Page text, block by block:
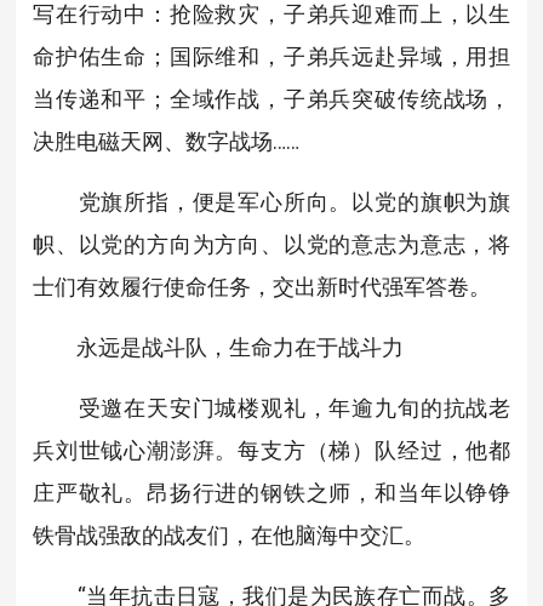
写在行动中：抢险救灾，子弟兵迎难而上，以生
命护佑生命；国际维和，子弟兵远赴异域，用担
当传递和平；全域作战，子弟兵突破传统战场，
决胜电磁天网、数字战场……
党旗所指，便是军心所向。以党的旗帜为旗
帜、以党的方向为方向、以党的意志为意志，将
士们有效履行使命任务，交出新时代强军答卷。
永远是战斗队，生命力在于战斗力
受邀在天安门城楼观礼，年逾九旬的抗战老
兵刘世钺心潮澎湃。每支方（梯）队经过，他都
庄严敬礼。昂扬行进的钢铁之师，和当年以铮铮
铁骨战强敌的战友们，在他脑海中交汇。
“当年抗击日寇，我们是为民族存亡而战。多